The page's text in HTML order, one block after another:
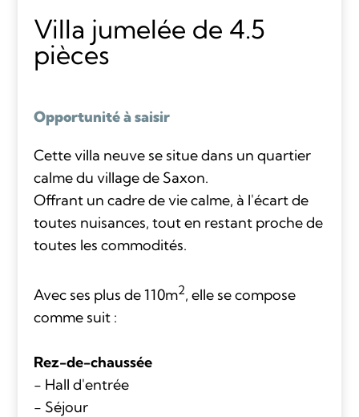
Villa jumelée de 4.5
pièces
Opportunité à saisir
Cette villa neuve se situe dans un quartier
calme du village de Saxon.
Offrant un cadre de vie calme, à l'écart de
toutes nuisances, tout en restant proche de
toutes les commodités.
Avec ses plus de 110m2, elle se compose
comme suit :
Rez-de-chaussée
- Hall d'entrée
- Séjour